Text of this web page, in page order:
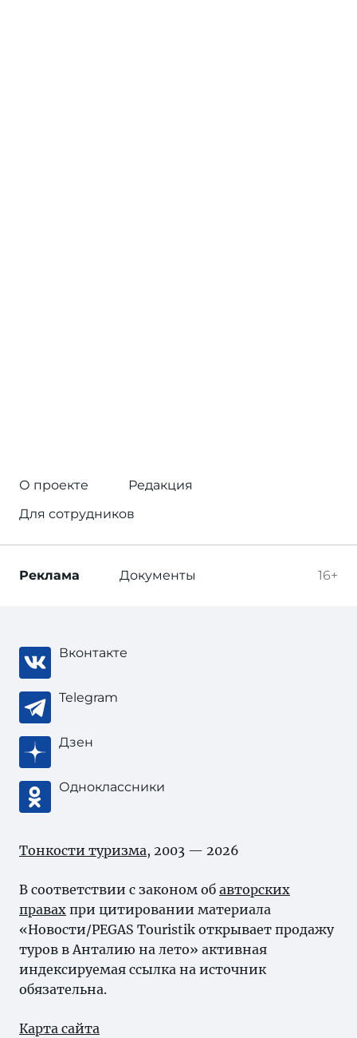
О проекте
Редакция
Для сотрудников
16+
Реклама Документы
Вконтакте
Telegram
Дзен
Одноклассники
Тонкости туризма, 2003 — 2026
В соответствии с законом об авторских
правах при цитировании материала
«Новости/PEGAS Touristik открывает продажу
туров в Анталию на лето» активная
индексируемая ссылка на источник
обязательна.
Карта сайта